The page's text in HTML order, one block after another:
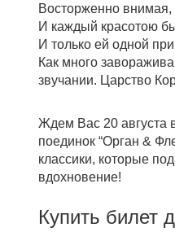
Восторженно внимая,
И каждый красотою
И только ей одной
Как много
звучании. Царство
Ждем Вас 20 августа
поединок “Орган &
классики, которые
вдохновение!
Купить билет